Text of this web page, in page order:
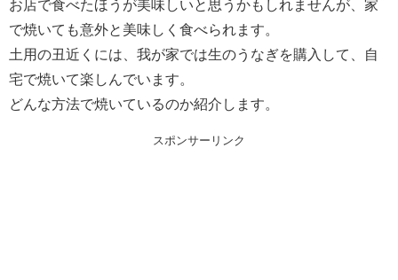
お店で食べたほうが美味しいと思うかもしれませんが、家
で焼いても意外と美味しく食べられます。
土用の丑近くには、我が家では生のうなぎを購入して、自
宅で焼いて楽しんでいます。
どんな方法で焼いているのか紹介します。
スポンサーリンク